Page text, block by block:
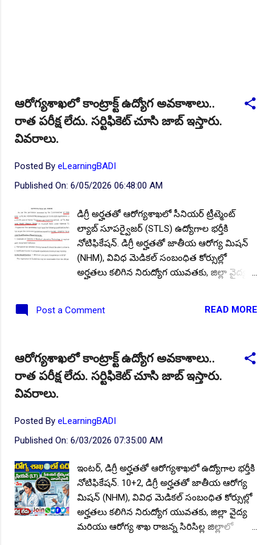
ఆరోగ్యశాఖలో కాంట్రాక్ట్ ఉద్యోగ అవకాశాలు..
రాత పరీక్ష లేదు. సర్టిఫికెట్ చూసి జాబ్ ఇస్తారు.
వివరాలు.
Posted By eLearningBADI
Published On: 6/05/2026 06:48:00 AM
డిగ్రీ అర్హతతో ఆరోగ్యశాఖలో సీనియర్ ట్రీట్మెంట్
ల్యాబ్ సూపర్వైజర్ (STLS) ఉద్యోగాల భర్తీకి
నోటిఫికేషన్. డిగ్రీ అర్హతతో జాతీయ ఆరోగ్య మిషన్
(NHM), వివిధ మెడికల్ సంబంధిత కోర్సుల్లో
అర్హతలు కలిగిన నిరుద్యోగ యువతకు, జిల్లా వైద్య
(STLS) పోస్టుల భర్తీకి కాంట్రాక్ట్ ప్రాతిపదికన
ప్రమాణాలు కలిగిన అభ్యర్థులు ఈ ఉద్యోగాలకు
ఆఫ్లైన్ దరఖాస్తులను 05.06.2026 సాయంత్రం 05:00
ముఖ్య సమాచారం మీకోసం ఇక్కడ. Follow US for
here Follow Channel Click here పోస్టుల
వివరాలు : మొత్తం పోస్టుల సంఖ్య : 01 పోస్ట్ పేరు :
సీనియర్ ట్రీట్మెంట్ ల్యాబొరేటరీ సూపర్వైజర్
(STLS) విద్యార్హత : ప్రభుత్వ గుర్తింపు పొందిన
యూనివర్సిటీ లేదా ఇన్స్టిట్యూట్ నుండి డిగ్రీ లేదా
మెడికల్ లాబోరేటరీ టెక్నీషియన్ విభాగంలో
డిప్లొమా/ తత్సమాన లో అర్హత స...
Post a Comment READ MORE
ఆరోగ్యశాఖలో కాంట్రాక్ట్ ఉద్యోగ అవకాశాలు..
రాత పరీక్ష లేదు. సర్టిఫికెట్ చూసి జాబ్ ఇస్తారు.
వివరాలు.
Posted By eLearningBADI
Published On: 6/03/2026 07:35:00 AM
ఇంటర్, డిగ్రీ అర్హతతో ఆరోగ్యశాఖలో ఉద్యోగాల భర్తీకి
నోటిఫికేషన్. 10+2, డిగ్రీ అర్హతతో జాతీయ ఆరోగ్య
మిషన్ (NHM), వివిధ మెడికల్ సంబంధిత కోర్సుల్లో
అర్హతలు కలిగిన నిరుద్యోగ యువతకు, జిల్లా వైద్య
మరియు ఆరోగ్య శాఖ రాజన్న సిరిసిల్ల జిల్లాలో